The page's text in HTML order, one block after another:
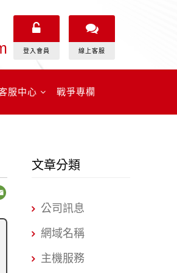
登入會員 線上客服
服中心 戰爭專欄
文章分類
公司訊息
網域名稱
主機服務